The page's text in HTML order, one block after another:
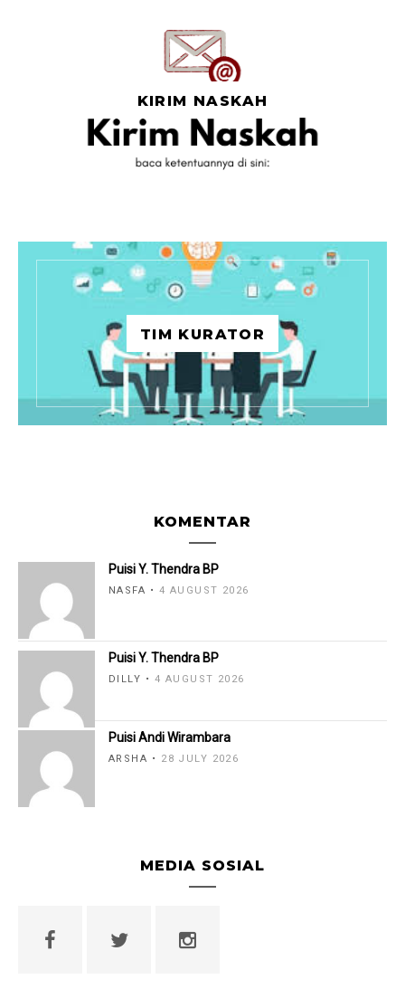
KIRIM NASKAH
TIM KURATOR
KOMENTAR
Puisi Y. Thendra BP
NASFA 4 AUGUST 2026
Puisi Y. Thendra BP
DILLY 4 AUGUST 2026
Puisi Andi Wirambara
ARSHA 28 JULY 2026
MEDIA SOSIAL